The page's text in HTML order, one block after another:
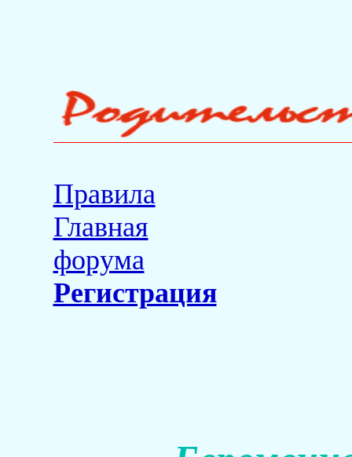
Правила
Главная
форума
Регистрация